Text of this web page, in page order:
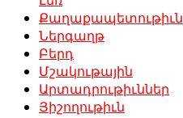
Քաղաքապետութիւն
Ներգաղթ
Բերդ
Մշակութային
Արտադրութիւններ
Յիշողութիւն